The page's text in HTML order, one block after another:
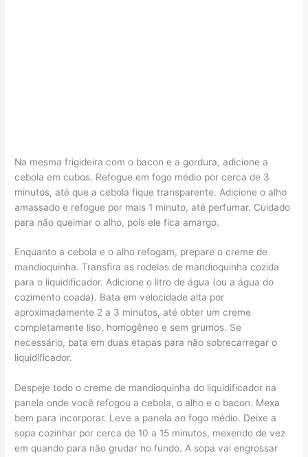
Na mesma frigideira com o bacon e a gordura, adicione a
cebola em cubos. Refogue em fogo médio por cerca de 3
minutos, até que a cebola fique transparente. Adicione o alho
amassado e refogue por mais 1 minuto, até perfumar. Cuidado
para não queimar o alho, pois ele fica amargo.
Enquanto a cebola e o alho refogam, prepare o creme de
mandioquinha. Transfira as rodelas de mandioquinha cozida
para o liquidificador. Adicione o litro de água (ou a água do
cozimento coada). Bata em velocidade alta por
aproximadamente 2 a 3 minutos, até obter um creme
completamente liso, homogêneo e sem grumos. Se
necessário, bata em duas etapas para não sobrecarregar o
liquidificador.
Despeje todo o creme de mandioquinha do liquidificador na
panela onde você refogou a cebola, o alho e o bacon. Mexa
bem para incorporar. Leve a panela ao fogo médio. Deixe a
sopa cozinhar por cerca de 10 a 15 minutos, mexendo de vez
em quando para não grudar no fundo. A sopa vai engrossar